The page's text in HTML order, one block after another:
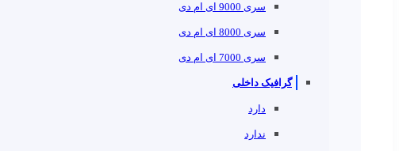
سری 9000 ای ام دی
سری 8000 ای ام دی
سری 7000 ای ام دی
گرافیک داخلی
دارد
ندارد